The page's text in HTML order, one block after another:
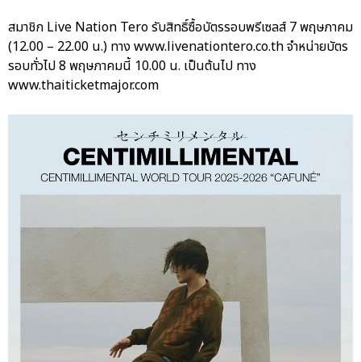
สมาชิก Live Nation Tero รับสิทธิ์ซื้อบัตรรอบพรีเซลส์ 7 พฤษภาคม
(12.00 – 22.00 น.) ทาง www.livenationtero.co.th จำหน่ายบัตร
รอบทั่วไป 8 พฤษภาคมนี้ 10.00 น. เป็นต้นไป ทาง
www.thaiticketmajor.com